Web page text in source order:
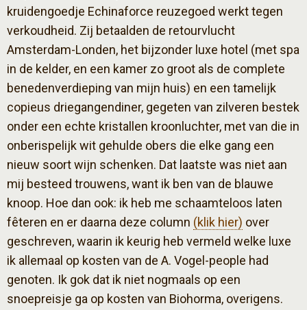
kruidengoedje Echinaforce reuzegoed werkt tegen
verkoudheid. Zij betaalden de retourvlucht
Amsterdam-Londen, het bijzonder luxe hotel (met spa
in de kelder, en een kamer zo groot als de complete
benedenverdieping van mijn huis) en een tamelijk
copieus driegangendiner, gegeten van zilveren bestek
onder een echte kristallen kroonluchter, met van die in
onberispelijk wit gehulde obers die elke gang een
nieuw soort wijn schenken. Dat laatste was niet aan
mij besteed trouwens, want ik ben van de blauwe
knoop. Hoe dan ook: ik heb me schaamteloos laten
fêteren en er daarna deze column (klik hier) over
geschreven, waarin ik keurig heb vermeld welke luxe
ik allemaal op kosten van de A. Vogel-people had
genoten. Ik gok dat ik niet nogmaals op een
snoepreisje ga op kosten van Biohorma, overigens.